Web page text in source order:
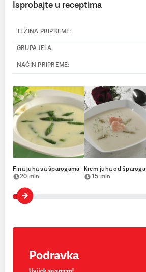
Isprobajte u receptima
TEŽINA PRIPREME:
GRUPA JELA:
NAČIN PRIPREME:
Fina juha sa šparogama
20 min
Krem juha od šparoga
15 min
Podravka